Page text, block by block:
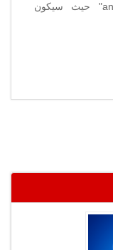
and evolution of pulmonary disease" حيث سيكون